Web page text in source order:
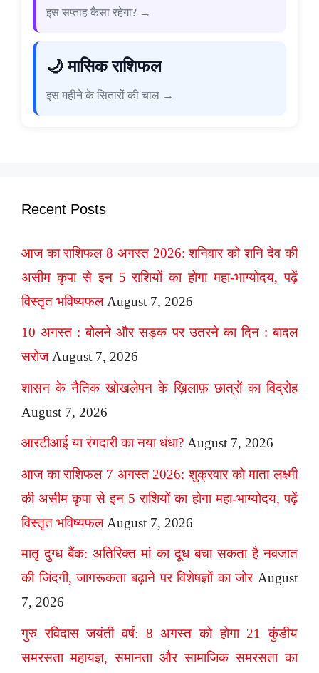
इस सप्ताह कैसा रहेगा? →
🌙 मासिक राशिफल
इस महीने के सितारों की चाल →
Recent Posts
आज का राशिफल 8 अगस्त 2026: शनिवार को शनि देव की
असीम कृपा से इन 5 राशियों का होगा महा-भाग्योदय, पढ़ें
विस्तृत भविष्यफल August 7, 2026
10 अगस्त : बोलने और सड़क पर उतरने का दिन : बादल
सरोज August 7, 2026
शासन के नैतिक खोखलेपन के ख़िलाफ़ छात्रों का विद्रोह
August 7, 2026
आरटीआई या रंगदारी का नया धंधा? August 7, 2026
आज का राशिफल 7 अगस्त 2026: शुक्रवार को माता लक्ष्मी
की असीम कृपा से इन 5 राशियों का होगा महा-भाग्योदय, पढ़ें
विस्तृत भविष्यफल August 7, 2026
मातृ दुग्ध बैंक: अतिरिक्त मां का दूध बचा सकता है नवजात
की जिंदगी, जागरूकता बढ़ाने पर विशेषज्ञों का जोर August
7, 2026
गुरु रविदास जयंती वर्ष: 8 अगस्त को होगा 21 कुंडीय
समरसता महायज्ञ, समानता और सामाजिक समरसता का